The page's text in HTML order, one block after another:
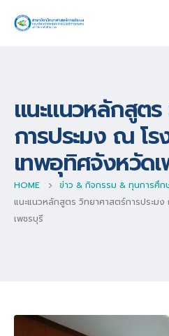
แนะแนวหลักสูต
การประมง ณ โ
เทพอุทิศจังหวัด
HOME
ข่าว & กิจกรรม & ทุนการศึก
แนะแนวหลักสูตร วิทยาศาสตร์การประม
เพชรบุรี